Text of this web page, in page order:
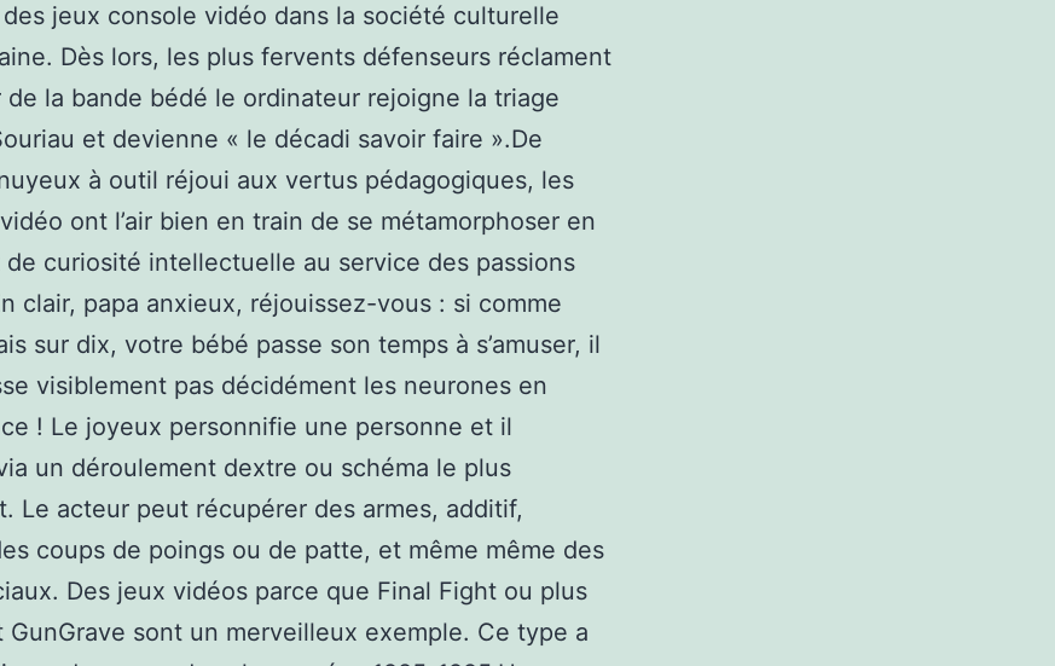
jeux console vidéo dans la société culturelle
Dès lors, les plus fervents défenseurs réclament
de la bande bédé le ordinateur rejoigne la triage
et devienne « le décadi savoir faire ».De
à outil réjoui aux vertus pédagogiques, les
ont l’air bien en train de se métamorphoser en
curiosité intellectuelle au service des passions
clair, papa anxieux, réjouissez-vous : si comme
sur dix, votre bébé passe son temps à s’amuser, il
visiblement pas décidément les neurones en
! Le joyeux personnifie une personne et il
un déroulement dextre ou schéma le plus
Le acteur peut récupérer des armes, additif,
coups de poings ou de patte, et même même des
Des jeux vidéos parce que Final Fight ou plus
GunGrave sont un merveilleux exemple. Ce type a